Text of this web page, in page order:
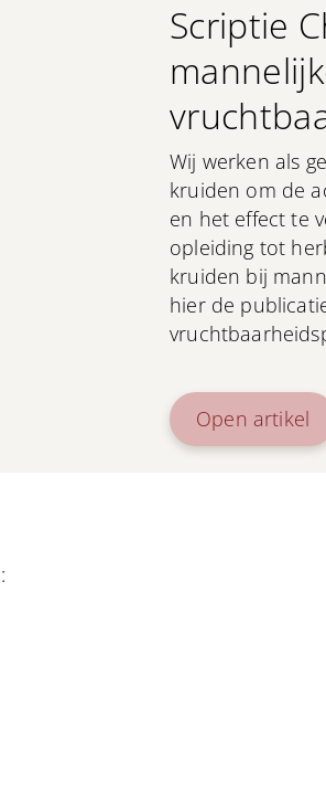
Scriptie
Wij werken als
kruiden om de
en het effect te
opleiding tot
kruiden bij
hier de
Open artikel